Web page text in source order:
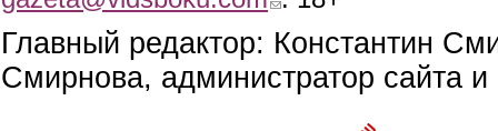
Главный редактор: Константин
Смирнова, администратор сайта